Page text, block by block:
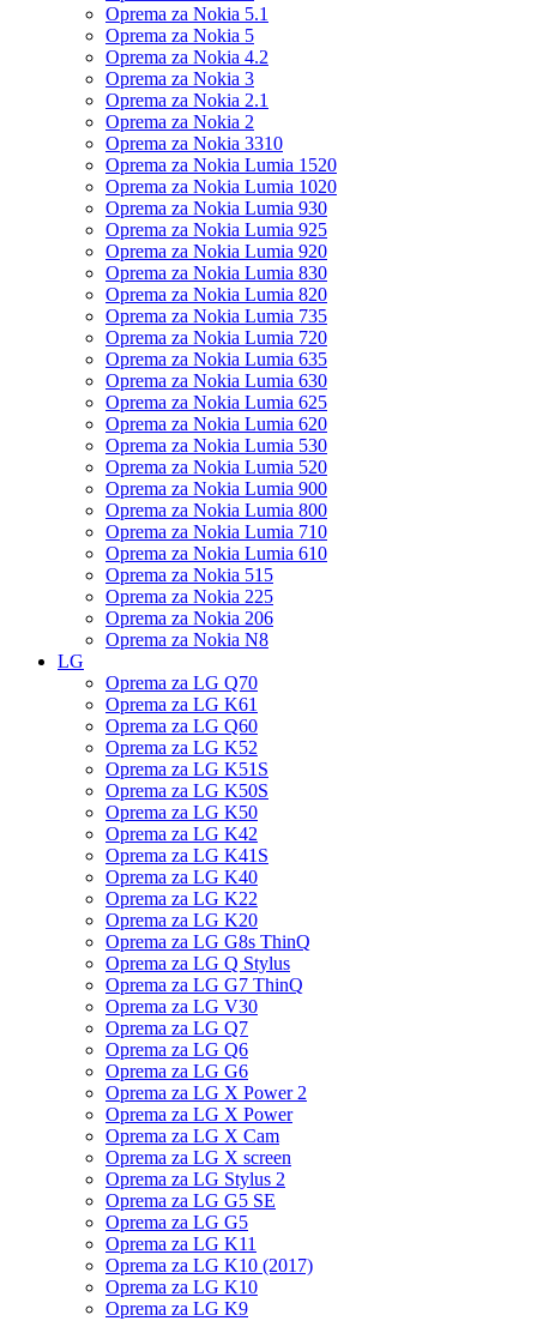
Oprema za Nokia 5.1
Oprema za Nokia 5
Oprema za Nokia 4.2
Oprema za Nokia 3
Oprema za Nokia 2.1
Oprema za Nokia 2
Oprema za Nokia 3310
Oprema za Nokia Lumia 1520
Oprema za Nokia Lumia 1020
Oprema za Nokia Lumia 930
Oprema za Nokia Lumia 925
Oprema za Nokia Lumia 920
Oprema za Nokia Lumia 830
Oprema za Nokia Lumia 820
Oprema za Nokia Lumia 735
Oprema za Nokia Lumia 720
Oprema za Nokia Lumia 635
Oprema za Nokia Lumia 630
Oprema za Nokia Lumia 625
Oprema za Nokia Lumia 620
Oprema za Nokia Lumia 530
Oprema za Nokia Lumia 520
Oprema za Nokia Lumia 900
Oprema za Nokia Lumia 800
Oprema za Nokia Lumia 710
Oprema za Nokia Lumia 610
Oprema za Nokia 515
Oprema za Nokia 225
Oprema za Nokia 206
Oprema za Nokia N8
LG
Oprema za LG Q70
Oprema za LG K61
Oprema za LG Q60
Oprema za LG K52
Oprema za LG K51S
Oprema za LG K50S
Oprema za LG K50
Oprema za LG K42
Oprema za LG K41S
Oprema za LG K40
Oprema za LG K22
Oprema za LG K20
Oprema za LG G8s ThinQ
Oprema za LG Q Stylus
Oprema za LG G7 ThinQ
Oprema za LG V30
Oprema za LG Q7
Oprema za LG Q6
Oprema za LG G6
Oprema za LG X Power 2
Oprema za LG X Power
Oprema za LG X Cam
Oprema za LG X screen
Oprema za LG Stylus 2
Oprema za LG G5 SE
Oprema za LG G5
Oprema za LG K11
Oprema za LG K10 (2017)
Oprema za LG K10
Oprema za LG K9